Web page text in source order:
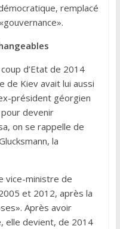
remplacé
d’Etat de 2014
de Kiev avait lui aussi
président géorgien
pour devenir
on se rappelle de
la
vice-ministre de
et 2012, après la
Après avoir
elle devient, de 2014